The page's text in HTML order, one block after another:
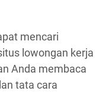
mencari
lowongan kerja
Anda membaca
tata cara